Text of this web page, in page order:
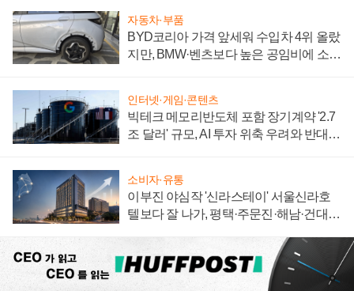
자동차·부품
BYD코리아 가격 앞세워 수입차 4위 올랐
지만, BMW·벤츠보다 높은 공임비에 소비
인터넷·게임·콘텐츠
빅테크 메모리반도체 포함 장기계약 '2.7
조 달러' 규모, AI 투자 위축 우려와 반대
소비자·유통
이부진 야심작 '신라스테이' 서울신라호
텔보다 잘 나가, 평택·주문진·해남·건대로